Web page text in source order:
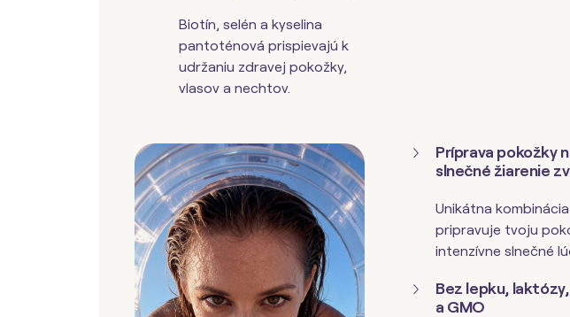
Biotín, selén a kyselina
pantoténová prispievajú k
udržaniu zdravej pokožky,
vlasov a nechtov.
Príprava pokožky
slnečné žiarenie
Unikátna
pripravuje tvoju
intenzívne slnečné
Bez lepku,
a GMO